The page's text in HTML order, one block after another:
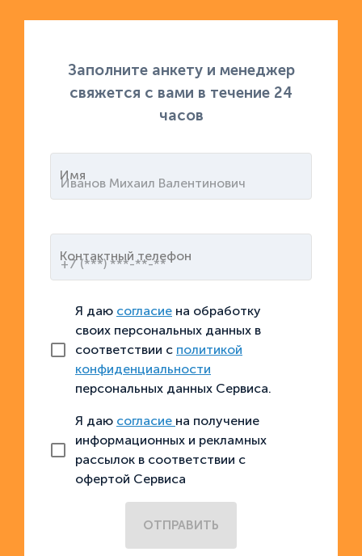
Заполните анкету и менеджер
свяжется с вами в течение 24
часов
Имя
Контактный телефон
Я даю согласие на обработку
своих персональных данных в
соответствии с политикой
конфиденциальности
персональных данных Сервиса.
Я даю согласие на получение
информационных и рекламных
рассылок в соответствии с
офертой Сервиса
ОТПРАВИТЬ